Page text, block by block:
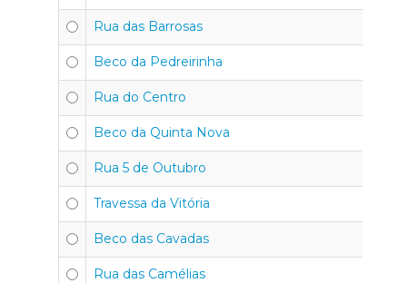
Rua das Barrosas
Beco da Pedreirinha
Rua do Centro
Beco da Quinta Nova
Rua 5 de Outubro
Travessa da Vitória
Beco das Cavadas
Rua das Camélias